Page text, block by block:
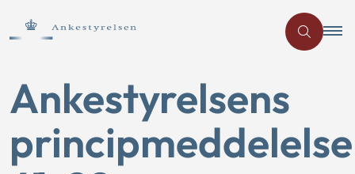
Ankestyrelsens
principmeddelelse